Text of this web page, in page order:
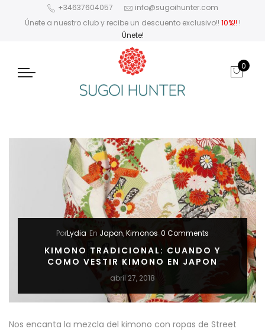
+34637604057
info@sugoihunter.com
Únete a nuestro club y recibe un descuento exclusivo!! 10%!! !
Únete!
0
PorLydia En Japon,Kimonos 0 Comments
KIMONO TRADICIONAL: CUANDO Y
COMO VESTIR KIMONO EN JAPON
abril 27, 2018
Nos encanta la mezcla del kimono con ropas de Street